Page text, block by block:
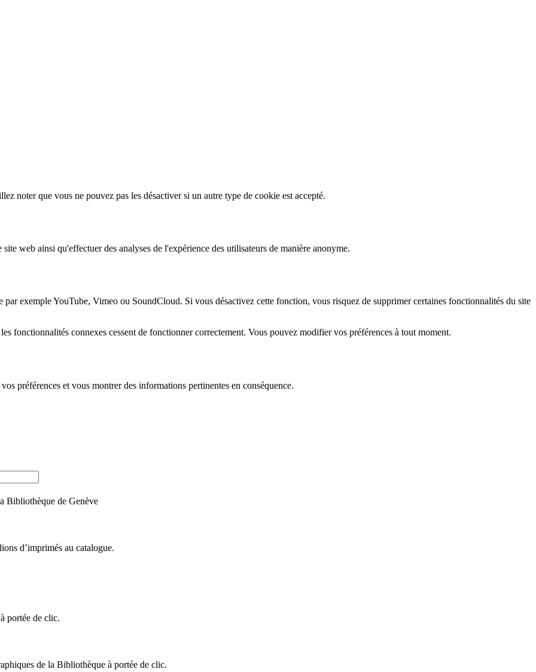
noter que vous ne pouvez pas les désactiver si un autre type de cookie est accepté.
web ainsi qu'effectuer des analyses de l'expérience des utilisateurs de manière anonyme.
exemple YouTube, Vimeo ou SoundCloud. Si vous désactivez cette fonction, vous risquez de supprimer certaines fonctionnalités du site
fonctionnalités connexes cessent de fonctionner correctement. Vous pouvez modifier vos préférences à tout moment.
préférences et vous montrer des informations pertinentes en conséquence.
Bibliothèque de Genève
d’imprimés au catalogue.
portée de clic.
de la Bibliothèque à portée de clic.